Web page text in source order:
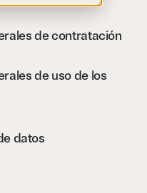
de contratación
de uso de los
datos